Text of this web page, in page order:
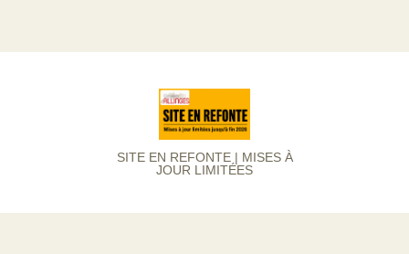
SITE EN REFONTE | MISES À
JOUR LIMITÉES